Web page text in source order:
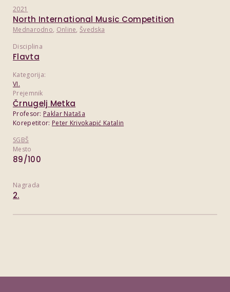
2021
North International Music Competition
Mednarodno, Online,Švedska
Disciplina
Flavta
Kategorija:
VI.
Prejemnik
Črnugelj Metka
Profesor: Paklar Nataša
Korepetitor: Peter Krivokapić Katalin
SGBŠ
Mesto
89/100
Nagrada
2.